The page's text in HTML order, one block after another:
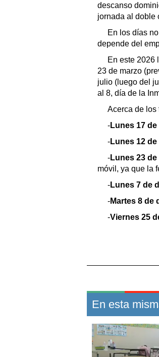
descanso
jornada al doble
En los días
depende del
En este 2026
23 de marzo
julio (luego del
al 8, día de la
Acerca de los
-Lunes 17
-Lunes 12
-Lunes 23
móvil, ya que la
-Lunes 7 de
-Martes 8 de
-Viernes 25
En esta